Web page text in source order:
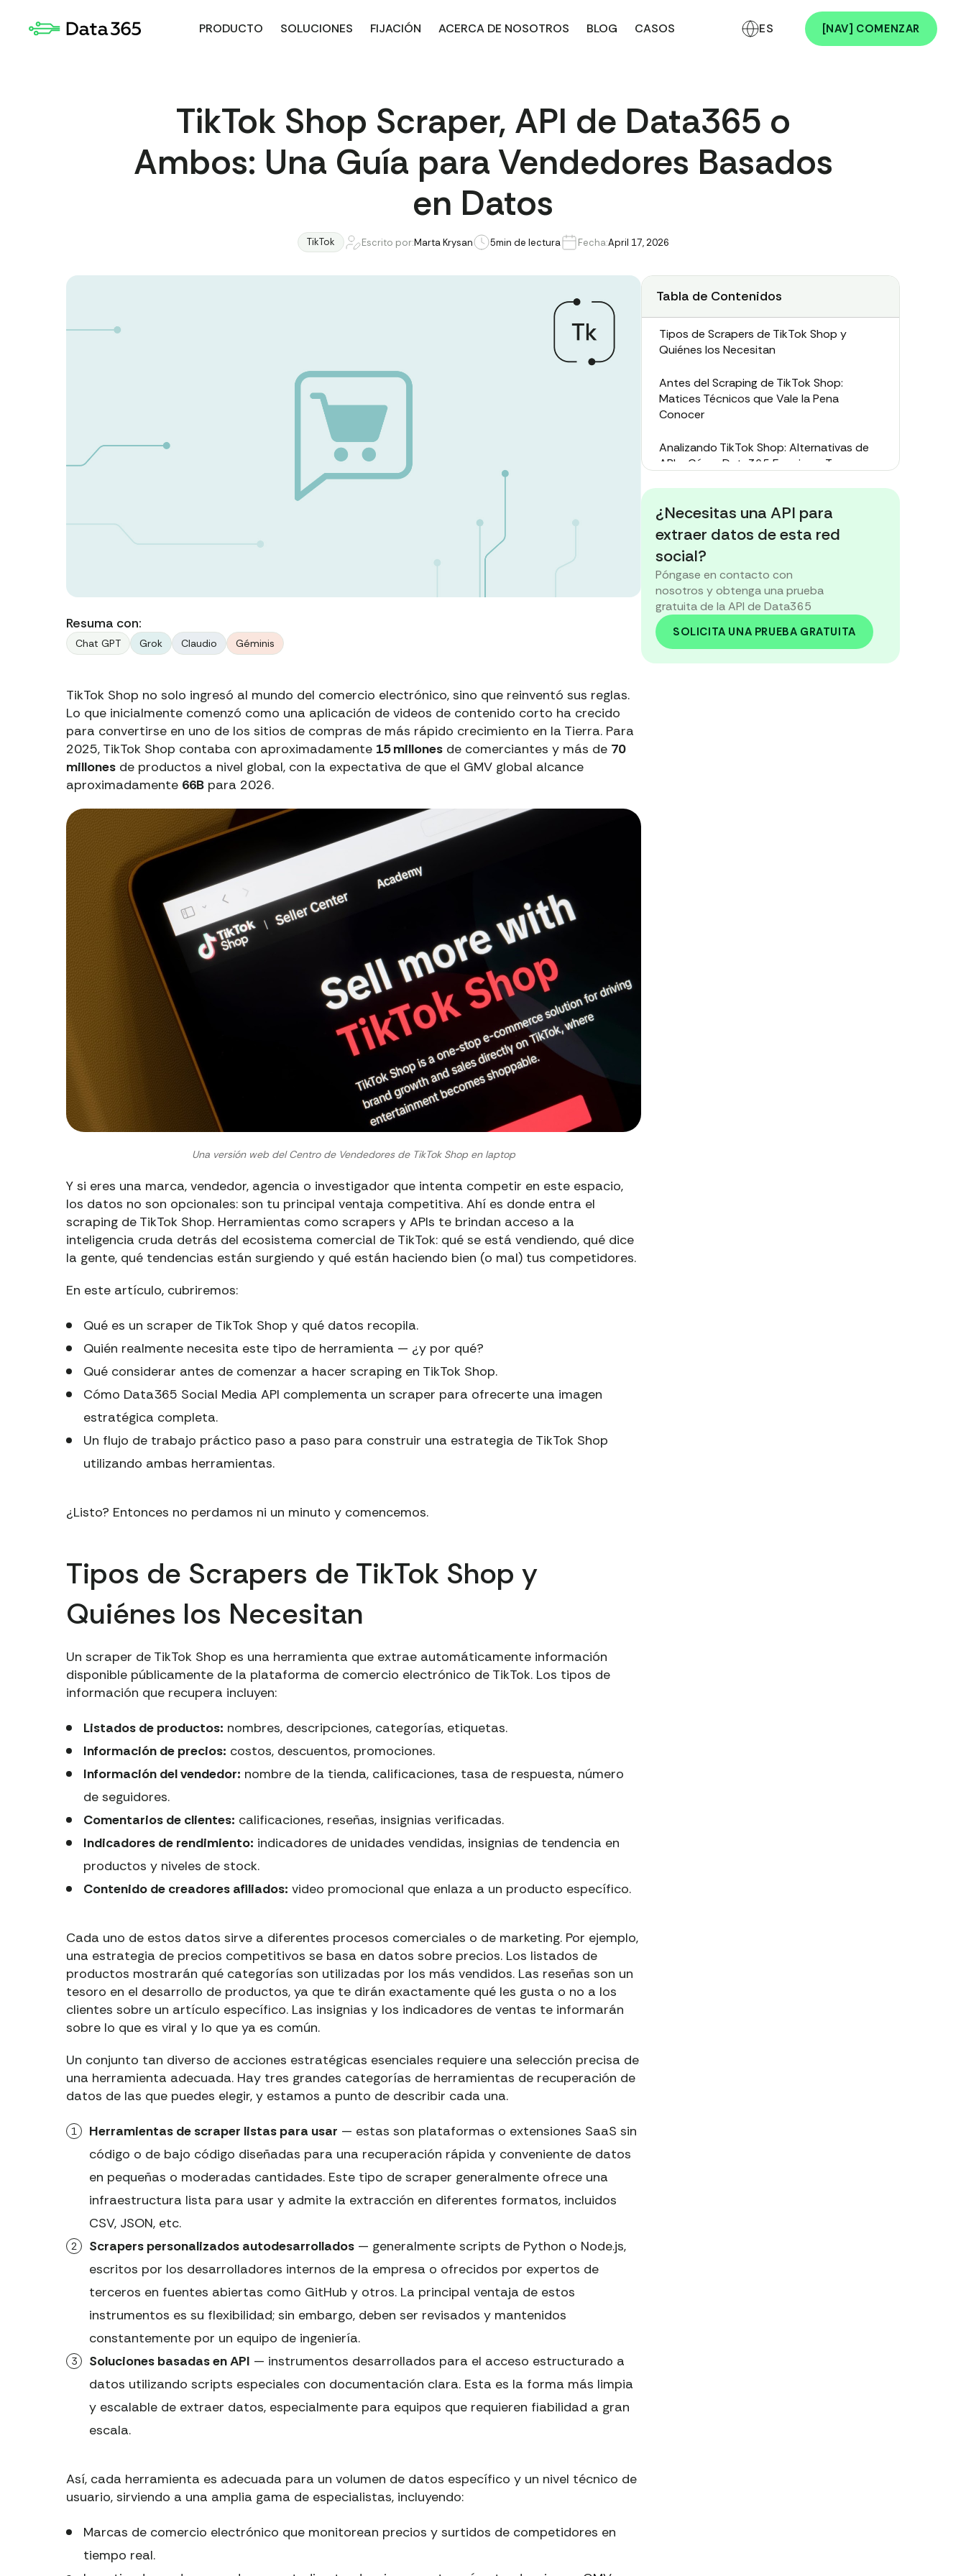
PRODUCTO SOLUCIONES FIJACIÓN ACERCA DE NOSOTROS BLOG CASOS ES [NAV] COMENZAR
TikTok Shop Scraper, API de Data365 o
Ambos: Una Guía para Vendedores Basados
en Datos
TikTok Escrito por:Marta Krysan 5min de lectura Fecha:April 17, 2026
Resuma con:
Chat GPT Grok Claudio Géminis
TikTok Shop no solo ingresó al mundo del comercio electrónico, sino que reinventó sus reglas.
Lo que inicialmente comenzó como una aplicación de videos de contenido corto ha crecido
para convertirse en uno de los sitios de compras de más rápido crecimiento en la Tierra. Para
2025, TikTok Shop contaba con aproximadamente 15 millones de comerciantes y más de 70
millones de productos a nivel global, con la expectativa de que el GMV global alcance
aproximadamente 66B para 2026.
Una versión web del Centro de Vendedores de TikTok Shop en laptop
Y si eres una marca, vendedor, agencia o investigador que intenta competir en este espacio,
los datos no son opcionales: son tu principal ventaja competitiva. Ahí es donde entra el
scraping de TikTok Shop. Herramientas como scrapers y APIs te brindan acceso a la
inteligencia cruda detrás del ecosistema comercial de TikTok: qué se está vendiendo, qué dice
la gente, qué tendencias están surgiendo y qué están haciendo bien (o mal) tus competidores.
En este artículo, cubriremos:
Qué es un scraper de TikTok Shop y qué datos recopila.
Quién realmente necesita este tipo de herramienta — ¿y por qué?
Qué considerar antes de comenzar a hacer scraping en TikTok Shop.
Cómo Data365 Social Media API complementa un scraper para ofrecerte una imagen
estratégica completa.
Un flujo de trabajo práctico paso a paso para construir una estrategia de TikTok Shop
utilizando ambas herramientas.
¿Listo? Entonces no perdamos ni un minuto y comencemos.
Tipos de Scrapers de TikTok Shop y
Quiénes los Necesitan
Un scraper de TikTok Shop es una herramienta que extrae automáticamente información
disponible públicamente de la plataforma de comercio electrónico de TikTok. Los tipos de
información que recupera incluyen:
Listados de productos: nombres, descripciones, categorías, etiquetas.
Información de precios: costos, descuentos, promociones.
Información del vendedor: nombre de la tienda, calificaciones, tasa de respuesta, número
de seguidores.
Comentarios de clientes: calificaciones, reseñas, insignias verificadas.
Indicadores de rendimiento: indicadores de unidades vendidas, insignias de tendencia en
productos y niveles de stock.
Contenido de creadores afiliados: video promocional que enlaza a un producto específico.
Cada uno de estos datos sirve a diferentes procesos comerciales o de marketing. Por ejemplo,
una estrategia de precios competitivos se basa en datos sobre precios. Los listados de
productos mostrarán qué categorías son utilizadas por los más vendidos. Las reseñas son un
tesoro en el desarrollo de productos, ya que te dirán exactamente qué les gusta o no a los
clientes sobre un artículo específico. Las insignias y los indicadores de ventas te informarán
sobre lo que es viral y lo que ya es común.
Un conjunto tan diverso de acciones estratégicas esenciales requiere una selección precisa de
una herramienta adecuada. Hay tres grandes categorías de herramientas de recuperación de
datos de las que puedes elegir, y estamos a punto de describir cada una.
Herramientas de scraper listas para usar — estas son plataformas o extensiones SaaS sin
código o de bajo código diseñadas para una recuperación rápida y conveniente de datos
en pequeñas o moderadas cantidades. Este tipo de scraper generalmente ofrece una
infraestructura lista para usar y admite la extracción en diferentes formatos, incluidos
CSV, JSON, etc.
Scrapers personalizados autodesarrollados — generalmente scripts de Python o Node.js,
escritos por los desarrolladores internos de la empresa o ofrecidos por expertos de
terceros en fuentes abiertas como GitHub y otros. La principal ventaja de estos
instrumentos es su flexibilidad; sin embargo, deben ser revisados y mantenidos
constantemente por un equipo de ingeniería.
Soluciones basadas en API — instrumentos desarrollados para el acceso estructurado a
datos utilizando scripts especiales con documentación clara. Esta es la forma más limpia
y escalable de extraer datos, especialmente para equipos que requieren fiabilidad a gran
escala.
Así, cada herramienta es adecuada para un volumen de datos específico y un nivel técnico de
usuario, sirviendo a una amplia gama de especialistas, incluyendo:
Marcas de comercio electrónico que monitorean precios y surtidos de competidores en
tiempo real.
Tabla de Contenidos
Tipos de Scrapers de TikTok Shop y
Quiénes los Necesitan
Antes del Scraping de TikTok Shop:
Matices Técnicos que Vale la Pena
Conocer
Analizando TikTok Shop: Alternativas de
API y Cómo Data365 Encaja en Tu
Entonces, ¿Deberías Hacer Scraping de
TikTok Shop, Usar una API o Ambos?
¿Necesitas una API para
extraer datos de esta red
social?
Póngase en contacto con
nosotros y obtenga una prueba
gratuita de la API de Data365
SOLICITA UNA PRUEBA GRATUITA